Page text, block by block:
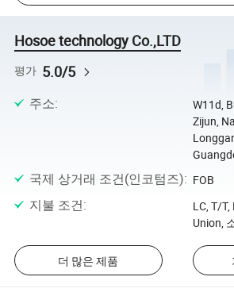
Hosoe technology Co.,LTD
평가 5.0/5
주소:
W11d,
Zijun,
국제 상거래 조건(인코텀즈): FOB
지불 조건:
LC, T/
Union,
더 많은 제품